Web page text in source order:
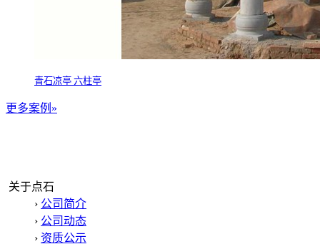
青石凉亭 六柱亭
更多案例»
关于点石
› 公司简介
› 公司动态
› 资质公示